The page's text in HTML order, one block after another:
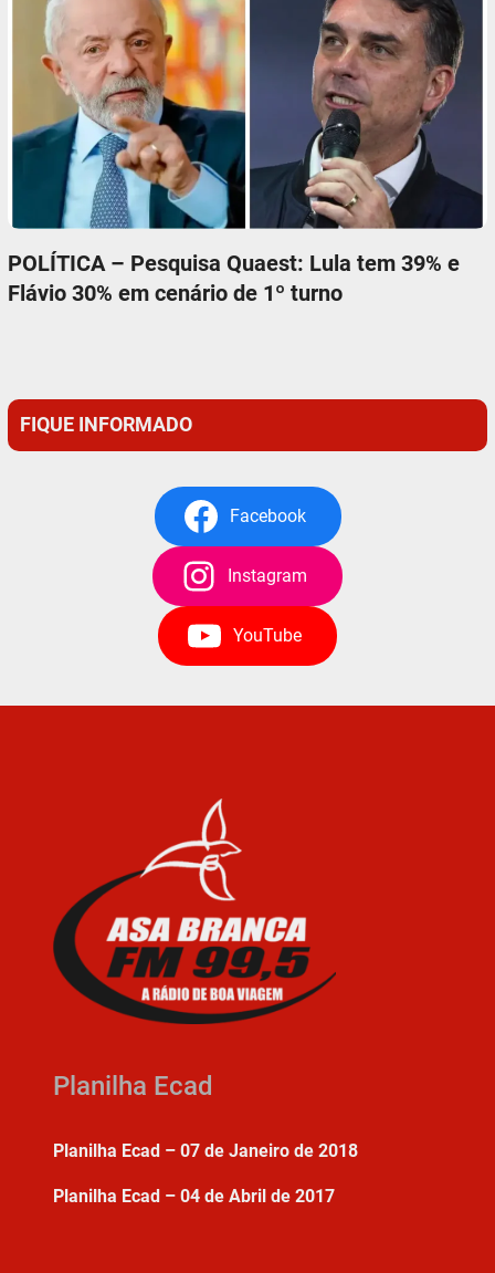
POLÍTICA – Pesquisa Quaest: Lula tem 39% e
Flávio 30% em cenário de 1º turno
FIQUE INFORMADO
Facebook
Instagram
YouTube
Planilha Ecad
Planilha Ecad – 07 de Janeiro de 2018
Planilha Ecad – 04 de Abril de 2017